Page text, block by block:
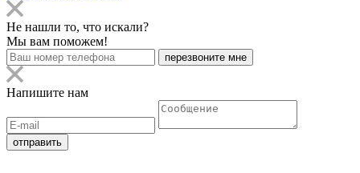
Не нашли то, что искали?
Мы вам поможем!
Напишите нам